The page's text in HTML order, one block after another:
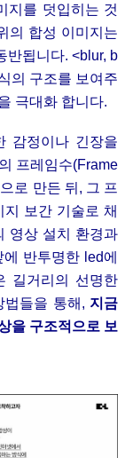
지를 덧입히는 것
의 합성 이미지는
반됩니다. <blur, b
의 구조를 보여주
극대화 합니다.
감정이나 긴장을
프레임수(Frame
로 만든 뒤, 그 프
보간 기술로 채
영상 설치 환경과
반투명한 led에
길거리의 선명한
법들을 통해, 지금
을 구조적으로 보